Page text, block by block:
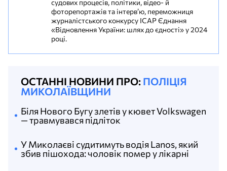
судових процесів, політики, відео- й
фоторепортажів та інтерв’ю, переможниця
журналістського конкурсу ІСАР Єднання
«Відновлення України: шлях до єдності» у 2024
році.
ОСТАННІ НОВИНИ ПРО: ПОЛІЦІЯ
МИКОЛАЇВЩИНИ
У Миколаєві судитимуть водія Lanos, який
збив пішохода: чоловік помер у лікарні
Біля Нового Бугу злетів у кювет Volkswagen
— травмувався підліток